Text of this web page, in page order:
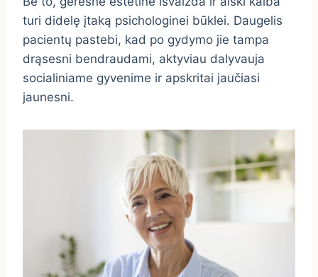
turi didelę įtaką psichologinei būklei. Daugelis
pacientų pastebi, kad po gydymo jie tampa
drąsesni bendraudami, aktyviau dalyvauja
socialiniame gyvenime ir apskritai jaučiasi
jaunesni.